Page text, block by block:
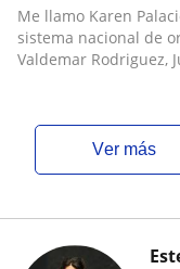
Me llamo Karen
sistema nacional de
Valdemar Rodriguez,
ver más